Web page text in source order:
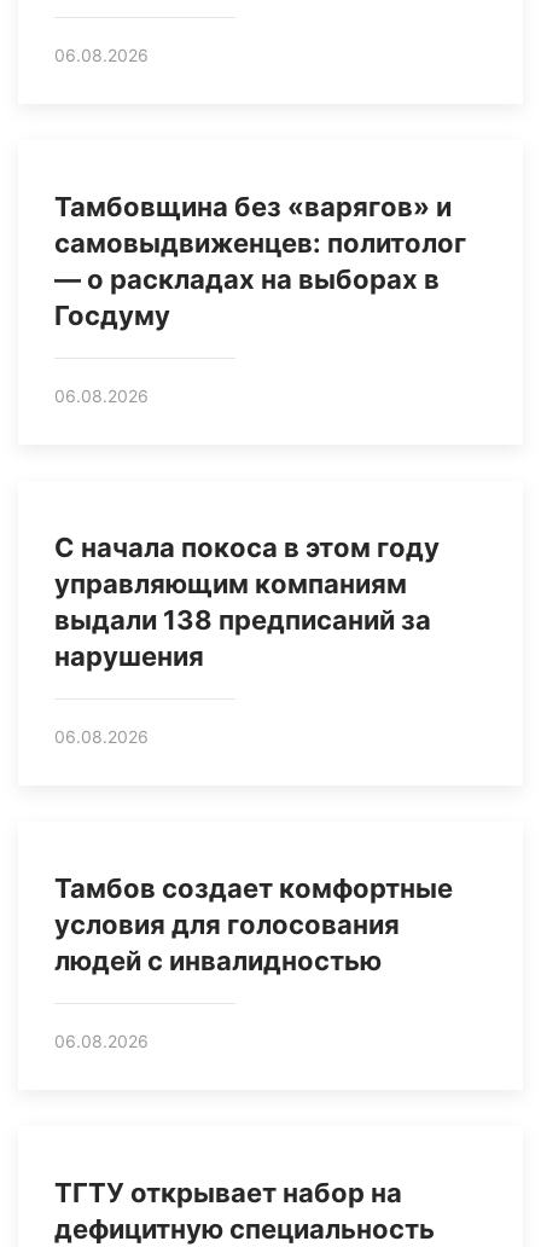
06.08.2026
Тамбовщина без «варягов» и
самовыдвиженцев: политолог
— о раскладах на выборах в
Госдуму
06.08.2026
С начала покоса в этом году
управляющим компаниям
выдали 138 предписаний за
нарушения
06.08.2026
Тамбов создает комфортные
условия для голосования
людей с инвалидностью
06.08.2026
ТГТУ открывает набор на
дефицитную специальность